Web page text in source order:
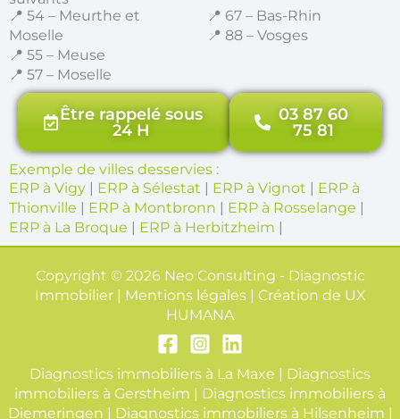
📍 54 – Meurthe et
Moselle
📍 55 – Meuse
📍 57 – Moselle
📍 67 – Bas-Rhin
📍 88 – Vosges
Être rappelé sous
24 H
03 87 60
75 81
Exemple de villes desservies :
ERP à Vigy | ERP à Sélestat | ERP à Vignot | ERP à
Thionville | ERP à Montbronn | ERP à Rosselange |
ERP à La Broque | ERP à Herbitzheim |
Copyright © 2026 Neo Consulting - Diagnostic
Immobilier | Mentions légales | Création de UX
HUMANA
Diagnostics immobiliers à La Maxe | Diagnostics
immobiliers à Gerstheim | Diagnostics immobiliers à
Diemeringen | Diagnostics immobiliers à Hilsenheim |